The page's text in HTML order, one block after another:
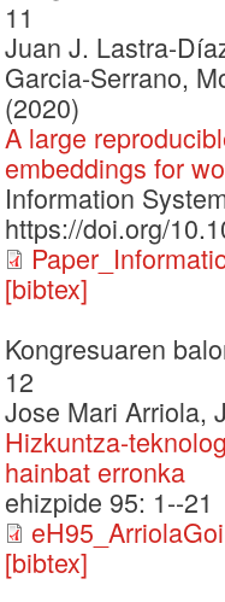
11
Juan J. Lastra-
Garcia-Serrano,
(2020)
A large
embeddings for
Information
https://doi.org/
[bibtex]
Kongresuaren
12
Jose Mari Arriola,
Hizkuntza-
hainbat erronka
ehizpide 95: 1--21
[bibtex]